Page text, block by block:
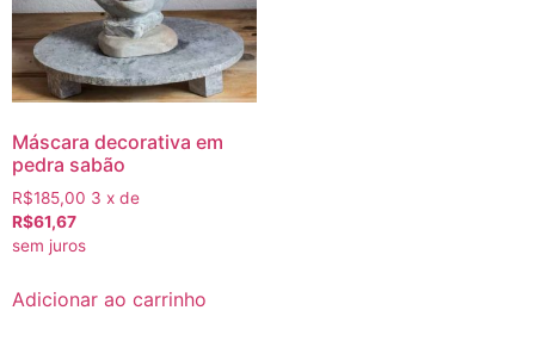
Máscara decorativa em
pedra sabão
R$185,00 3 x de
R$61,67
sem juros
Adicionar ao carrinho